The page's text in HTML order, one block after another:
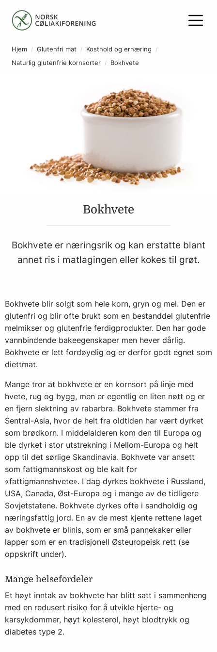
Hjem Glutenfri mat
Kosthold og ernæring
Naturlig glutenfrie kornsorter
Bokhvete
Bokhvete
Bokhvete er næringsrik og kan erstatte blant
annet ris i matlagingen eller kokes til grøt.
Bokhvete blir solgt som hele korn, gryn og mel. Den er
glutenfri og blir ofte brukt som en bestanddel glutenfrie
melmikser og glutenfrie ferdigprodukter. Den har gode
vannbindende bakeegenskaper men hever dårlig.
Bokhvete er lett fordøyelig og er derfor godt egnet som
diettmat.
Mange tror at bokhvete er en kornsort på linje med
hvete, rug og bygg, men er egentlig en liten nøtt og er
en fjern slektning av rabarbra. Bokhvete stammer fra
Sentral-Asia, hvor de helt fra oldtiden har vært dyrket
som brødkorn. I middelalderen kom den til Europa og
ble dyrket i stor utstrekning i Mellom-Europa og helt
opp til det sørlige Skandinavia. Bokhvete var ansett
som fattigmannskost og ble kalt for
«fattigmannshvete». I dag dyrkes bokhvete i Russland,
USA, Canada, Øst-Europa og i mange av de tidligere
Sovjetstatene. Bokhvete dyrkes ofte i sandholdig og
næringsfattig jord. En av de mest kjente rettene laget
av bokhvete er blinis, som er små pannekaker eller
lapper som er en tradisjonell Østeuropeisk rett (se
oppskrift under).
Mange helsefordeler
Et høyt inntak av bokhvete har blitt satt i sammenheng
med en redusert risiko for å utvikle hjerte- og
karsykdommer, høyt kolesterol, høyt blodtrykk og
diabetes type 2.